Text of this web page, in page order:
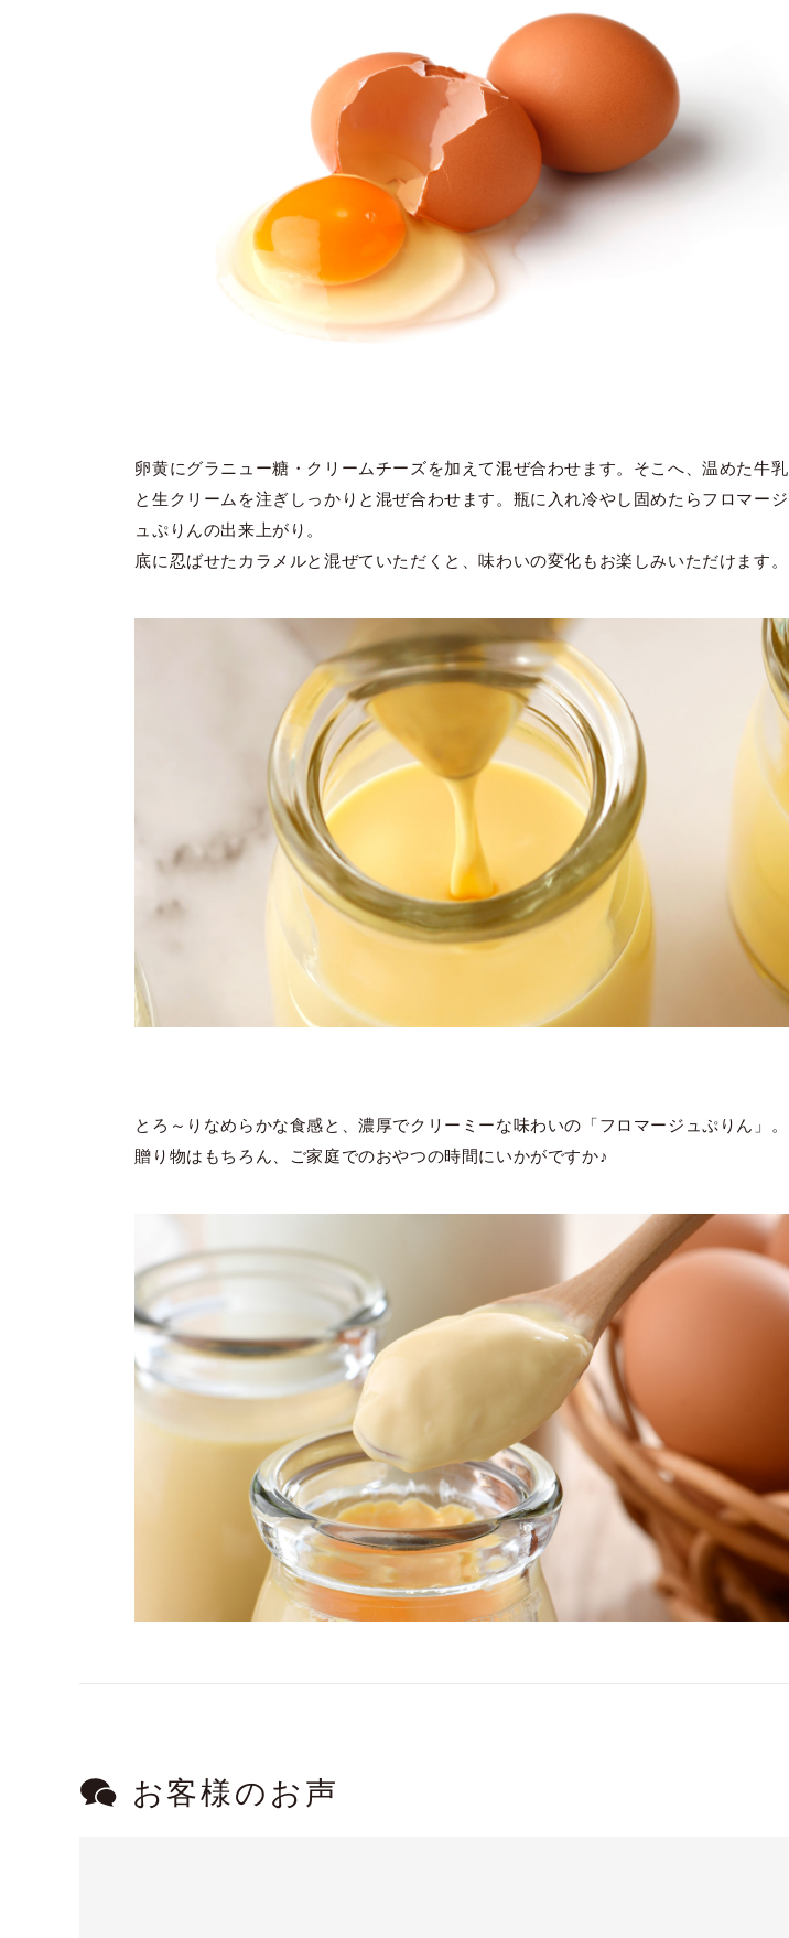
卵黄にグラニュー糖・クリームチーズを加えて混ぜ合わせます。そこへ、温めた牛乳
と生クリームを注ぎしっかりと混ぜ合わせます。瓶に入れ冷やし固めたらフロマージ
ュぷりんの出来上がり。
底に忍ばせたカラメルと混ぜていただくと、味わいの変化もお楽しみいただけます。
とろ～りなめらかな食感と、濃厚でクリーミーな味わいの「フロマージュぷりん」。
贈り物はもちろん、ご家庭でのおやつの時間にいかがですか♪
お客様のお声